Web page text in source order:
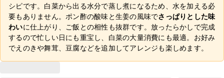
シピです。白菜から出る水分で蒸し煮になるため、水を加える必
要もありません。ポン酢の酸味と生姜の風味でさっぱりとした味
わいに仕上がり、ご飯との相性も抜群です。放ったらかしで完成
するので忙しい日にも重宝し、白菜の大量消費にも最適。お好み
でえのきや舞茸、豆腐などを追加してアレンジも楽しめます。